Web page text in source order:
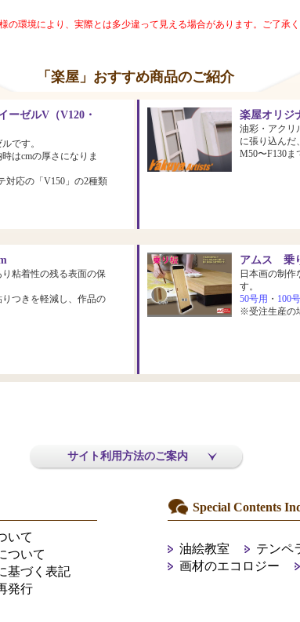
の環境により、実際とは多少違って見える場合があります。ご了承く
「楽屋」おすすめ商品のご紹介
ゼルV（V120・
です。
はcmの厚さになりま
対応の「V150」の2種類
楽屋オリジ
油彩・アクリ
に張り込んだ
M50〜F130ま
粘着性の残る表面の保
つきを軽減し、作品の
アムス 乗
日本画の制
す。
50号用 ・ 100
※受注生産の
サイト利用方法のご案内
いて
ついて
基づく表記
発行
Special Contents
油絵教室 テンペ
画材のエコロジー